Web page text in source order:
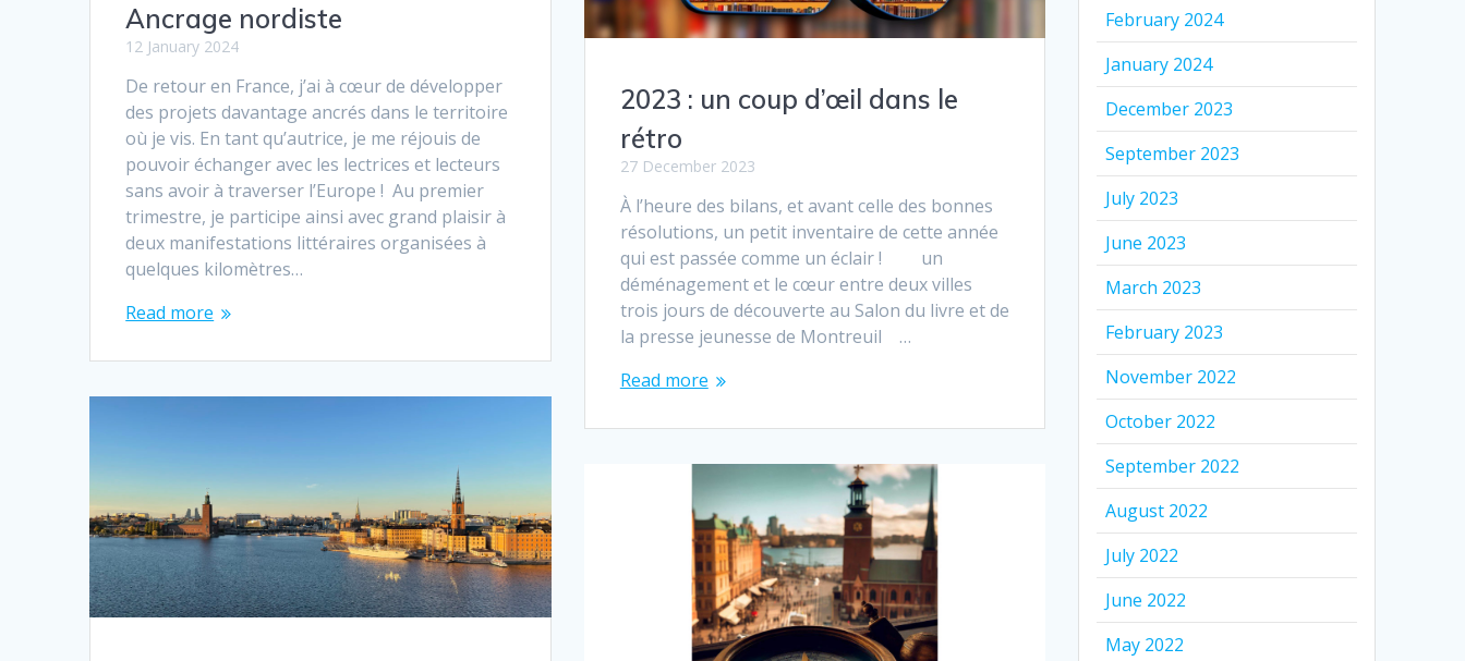
Ancrage nordiste
12 January 2024
De retour en France, j’ai à cœur de développer
des projets davantage ancrés dans le territoire
où je vis. En tant qu’autrice, je me réjouis de
pouvoir échanger avec les lectrices et lecteurs
sans avoir à traverser l’Europe ! Au premier
trimestre, je participe ainsi avec grand plaisir à
deux manifestations littéraires organisées à
quelques kilomètres…
Read more
2023 : un coup d’œil dans le
rétro
27 December 2023
À l’heure des bilans, et avant celle des bonnes
résolutions, un petit inventaire de cette année
qui est passée comme un éclair ! un
déménagement et le cœur entre deux villes
trois jours de découverte au Salon du livre et de
la presse jeunesse de Montreuil …
Read more
February 2024
January 2024
December 2023
September 2023
July 2023
June 2023
March 2023
February 2023
November 2022
October 2022
September 2022
August 2022
July 2022
June 2022
May 2022